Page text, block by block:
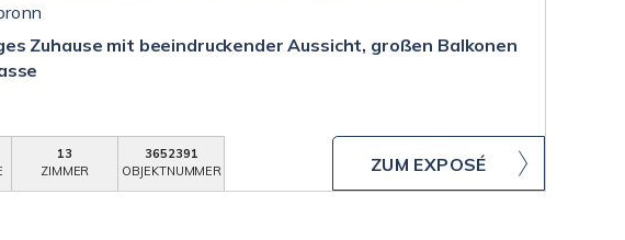
Zuhause mit beeindruckender Aussicht, großen Balkonen
13
ZIMMER
3652391
OBJEKTNUMMER
ZUM EXPOSÉ